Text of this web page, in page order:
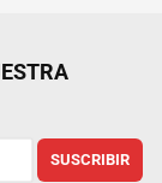
SUSCRIBIR